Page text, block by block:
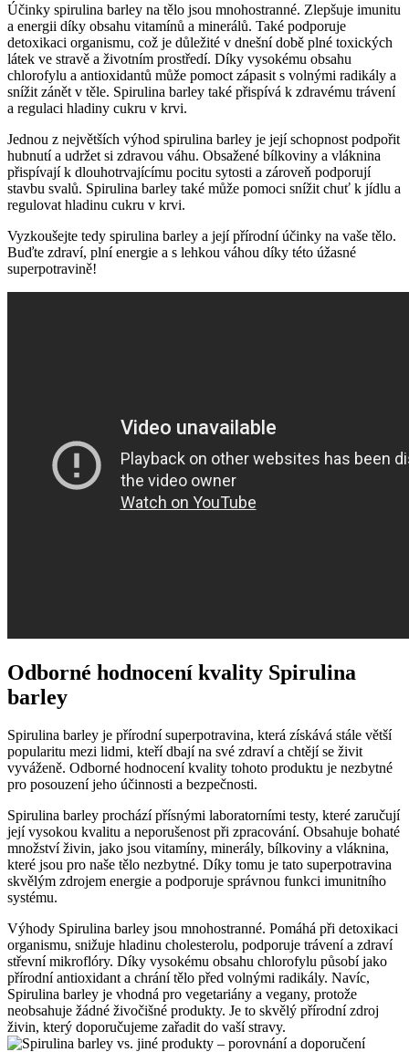
Účinky spirulina barley na tělo jsou mnohostranné. Zlepšuje imunitu
a energii díky obsahu vitamínů a minerálů. Také podporuje
detoxikaci organismu, což je důležité v dnešní době plné toxických
látek ve stravě a životním prostředí. Díky vysokému obsahu
chlorofylu a antioxidantů může pomoct zápasit s volnými radikály a
snížit zánět v těle. Spirulina barley také přispívá k zdravému trávení
a regulaci hladiny cukru v krvi.
Jednou z největších výhod spirulina barley je její schopnost podpořit
hubnutí a udržet si zdravou váhu. Obsažené bílkoviny a vláknina
přispívají k dlouhotrvajícímu pocitu sytosti a zároveň podporují
stavbu svalů. Spirulina barley také může pomoci snížit chuť k jídlu a
regulovat hladinu cukru v krvi.
Vyzkoušejte tedy spirulina barley a její přírodní účinky na vaše tělo.
Buďte zdraví, plní energie a s lehkou váhou díky této úžasné
superpotravině!
Odborné hodnocení kvality Spirulina
barley
Spirulina barley je přírodní superpotravina, která získává stále větší
popularitu mezi lidmi, kteří dbají na své zdraví a chtějí se živit
vyváženě. Odborné hodnocení kvality tohoto produktu je nezbytné
pro posouzení jeho účinnosti a bezpečnosti.
Spirulina barley prochází přísnými laboratorními testy, které zaručují
její vysokou kvalitu a neporušenost při zpracování. Obsahuje bohaté
množství živin, jako jsou vitamíny, minerály, bílkoviny a vláknina,
které jsou pro naše tělo nezbytné. Díky tomu je tato superpotravina
skvělým zdrojem energie a podporuje správnou funkci imunitního
systému.
Výhody Spirulina barley jsou mnohostranné. Pomáhá při detoxikaci
organismu, snižuje hladinu cholesterolu, podporuje trávení a zdraví
střevní mikroflóry. Díky vysokému obsahu chlorofylu působí jako
přírodní antioxidant a chrání tělo před volnými radikály. Navíc,
Spirulina barley je vhodná pro vegetariány a vegany, protože
neobsahuje žádné živočišné produkty. Je to skvělý přírodní zdroj
živin, který doporučujeme zařadit do vaší stravy.